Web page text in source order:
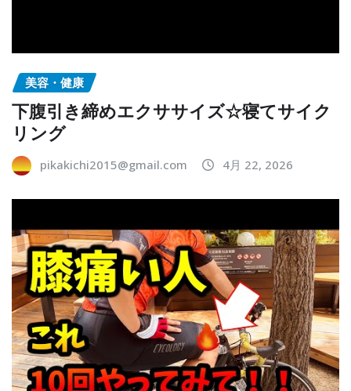
美容・健康
下腹引き締めエクササイズ☆寝てサイク
リング
pikakichi2015@gmail.com 4月 22, 2026